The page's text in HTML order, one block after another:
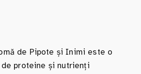
de Pipote și Inimi este o
proteine și nutrienți